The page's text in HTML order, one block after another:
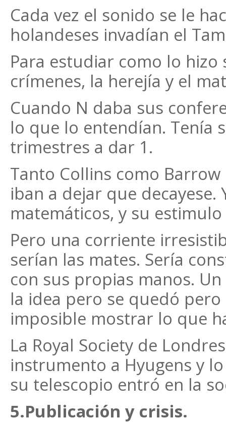
Cada vez el sonido se le
holandeses invadían el
Para estudiar como lo
crímenes, la herejía y el
Cuando N daba sus
lo que lo entendían. Tenía
trimestres a dar 1.
Tanto Collins como
iban a dejar que
matemáticos, y su
Pero una corriente
serían las mates. Sería
con sus propias manos.
la idea pero se quedó
imposible mostrar lo que
La Royal Society de
instrumento a Hyugens y
su telescopio entró en la
5.Publicación y crisis.